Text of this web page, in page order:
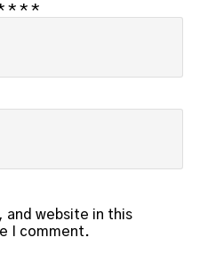
* * *
and website in this
I comment.